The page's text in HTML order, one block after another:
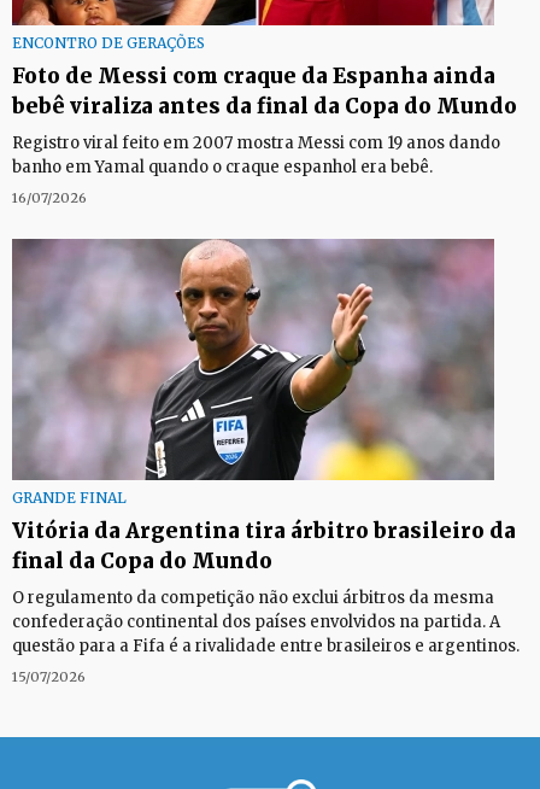
ENCONTRO DE GERAÇÕES
Foto de Messi com craque da Espanha ainda
bebê viraliza antes da final da Copa do Mundo
Registro viral feito em 2007 mostra Messi com 19 anos dando
banho em Yamal quando o craque espanhol era bebê.
16/07/2026
GRANDE FINAL
Vitória da Argentina tira árbitro brasileiro da
final da Copa do Mundo
O regulamento da competição não exclui árbitros da mesma
confederação continental dos países envolvidos na partida. A
questão para a Fifa é a rivalidade entre brasileiros e argentinos.
15/07/2026